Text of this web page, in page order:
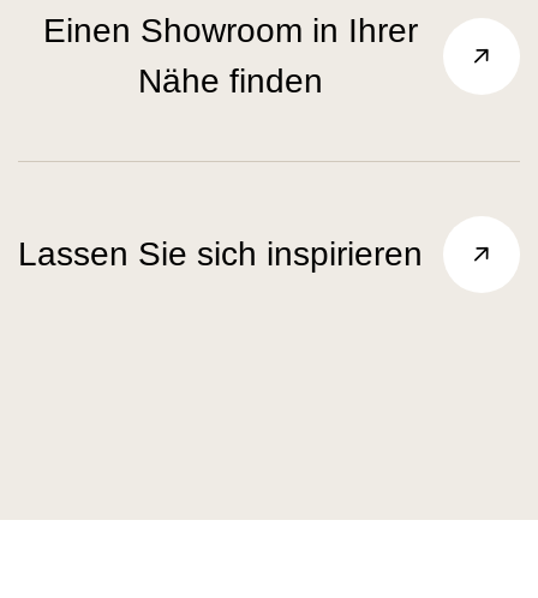
Einen Showroom in Ihrer
Nähe finden
Lassen Sie sich inspirieren